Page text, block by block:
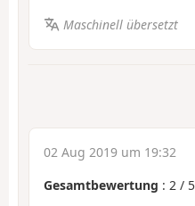
Maschinell übersetzt
02 Aug 2019 um 19:32
Gesamtbewertung : 2 / 5